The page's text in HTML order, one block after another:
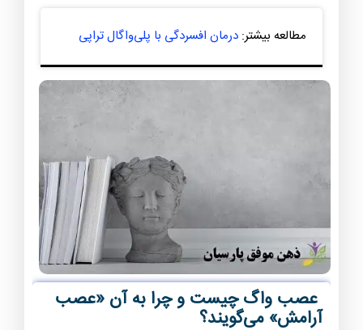
مطالعه بیشتر: درمان افسردگی با پلی‌واگال تراپی
عصب واگ چیست و چرا به آن «عصب
آرامش» می‌گویند؟